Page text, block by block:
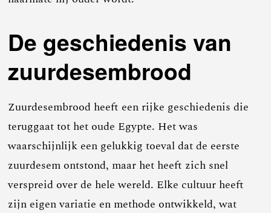
De geschiedenis van
zuurdesembrood
Zuurdesembrood heeft een rijke geschiedenis die
teruggaat tot het oude Egypte. Het was
waarschijnlijk een gelukkig toeval dat de eerste
zuurdesem ontstond, maar het heeft zich snel
verspreid over de hele wereld. Elke cultuur heeft
zijn eigen variatie en methode ontwikkeld, wat